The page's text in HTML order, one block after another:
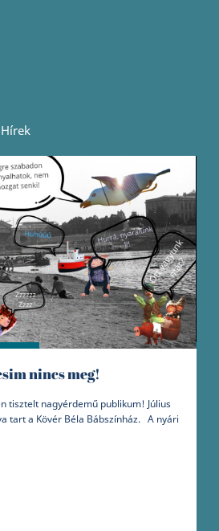
Hírek
nincs meg!
tisztelt nagyérdemű publikum! Július
tart a Kövér Béla Bábszínház. A nyári